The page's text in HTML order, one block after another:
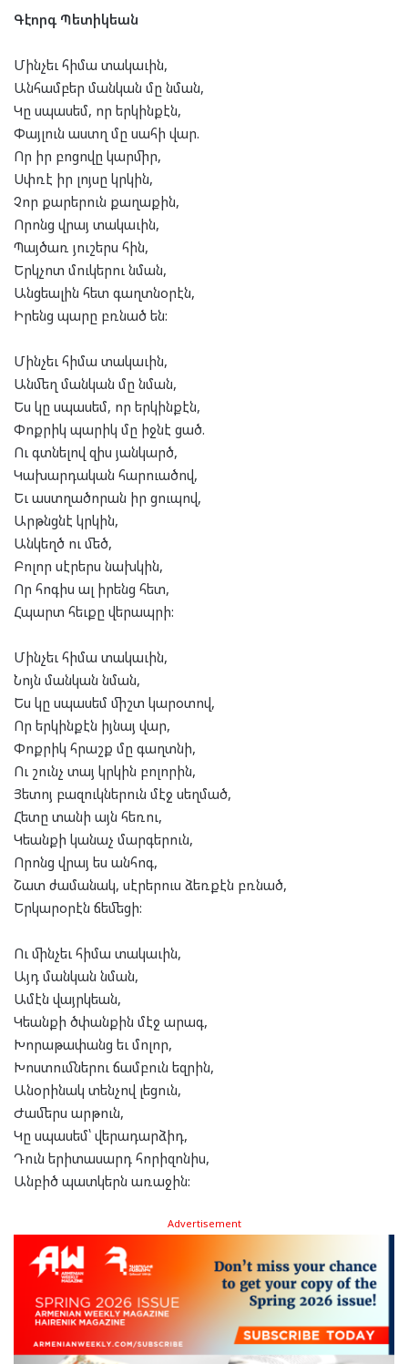
Գէորգ Պետիկեան
Մինչեւ հիմա տակաւին,
Անհամբեր մանկան մը նման,
Կը սպասեմ, որ երկինքէն,
Փայլուն աստղ մը սահի վար.
Որ իր բոցովը կարմիր,
Սփռէ իր լոյսը կրկին,
Չոր քարերուն քաղաքին,
Որոնց վրայ տակաւին,
Պայծառ յուշերս հին,
Երկչոտ մուկերու նման,
Անցեալին հետ գաղտնօրէն,
Իրենց պարը բռնած են:
Մինչեւ հիմա տակաւին,
Անմեղ մանկան մը նման,
Ես կը սպասեմ, որ երկինքէն,
Փոքրիկ պարիկ մը իջնէ ցած.
Ու գտնելով զիս յանկարծ,
Կախարդական հարուածով,
Եւ աստղածորան իր ցուպով,
Արթնցնէ կրկին,
Անկեղծ ու մեծ,
Բոլոր սէրերս նախկին,
Որ հոգիս ալ իրենց հետ,
Հպարտ հեւքը վերապրի:
Մինչեւ հիմա տակաւին,
Նոյն մանկան նման,
Ես կը սպասեմ միշտ կարօտով,
Որ երկինքէն իյնայ վար,
Փոքրիկ հրաշք մը գաղտնի,
Ու շունչ տայ կրկին բոլորին,
Յետոյ բազուկներուն մէջ սեղմած,
Հետը տանի այն հեռու,
Կեանքի կանաչ մարգերուն,
Որոնց վրայ ես անհոգ,
Շատ ժամանակ, սէրերուս ձեռքէն բռնած,
Երկարօրէն ճեմեցի:
Ու մինչեւ հիմա տակաւին,
Այդ մանկան նման,
Ամէն վայրկեան,
Կեանքի ծփանքին մէջ արագ,
Խորաթափանց եւ մոլոր,
Խոստումներու ճամբուն եզրին,
Անօրինակ տենչով լեցուն,
Ժամերս արթուն,
Կը սպասեմ՝ վերադարձիդ,
Դուն երիտասարդ հորիզոնիս,
Անբիծ պատկերն առաջին:
Advertisement